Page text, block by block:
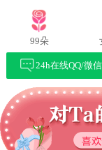
99朵
24h在线QQ/微信